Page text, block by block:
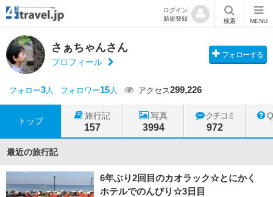
ログイン
新規登録
検索 MENU
さぁちゃんさん
プロフィール
フォローする
フォロー3人 フォロワー15人 アクセス299,226
トップ
旅行記
157
写真
3994
クチコミ
972
最近の旅行記
6年ぶり2回目のカオラック☆とにかく
ホテルでのんびり☆3日目